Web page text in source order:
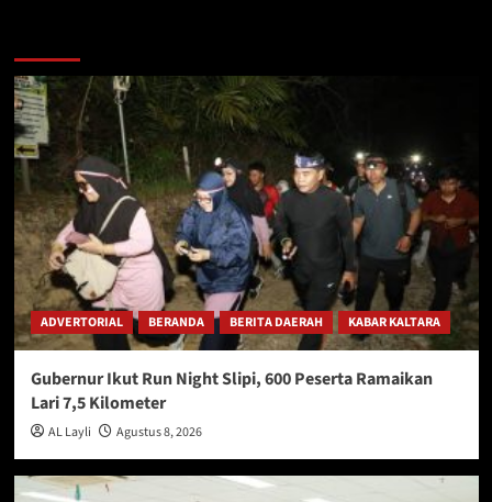
ADVERTORIAL BERANDA BERITA DAERAH KABAR KALTARA
Gubernur Ikut Run Night Slipi, 600 Peserta Ramaikan
Lari 7,5 Kilometer
AL Layli Agustus 8, 2026